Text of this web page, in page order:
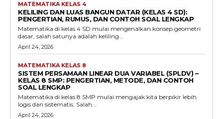
MATEMATIKA KELAS 4
KELILING DAN LUAS BANGUN DATAR (KELAS 4 SD):
PENGERTIAN, RUMUS, DAN CONTOH SOAL LENGKAP
Matematika di kelas 4 SD mulai mengenalkan konsep geometri
dasar, salah satunya adalah keliling...
April 24, 2026
MATEMATIKA KELAS 8
SISTEM PERSAMAAN LINEAR DUA VARIABEL (SPLDV) –
KELAS 8 SMP: PENGERTIAN, METODE, DAN CONTOH
SOAL LENGKAP
Matematika di kelas 8 SMP mulai mengajak kita berpikir lebih
logis dan sistematis. Salah...
April 24, 2026